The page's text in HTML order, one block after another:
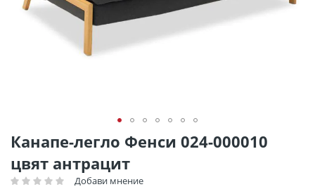
Канапе-легло Фенси 024-000010
цвят антрацит
Рейтинг: Добави мнение
Преминете
към
началото
на